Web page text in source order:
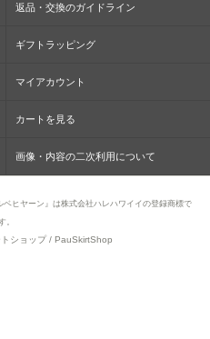
返品・交換のガイドライン
ギフトラッピング
マイアカウント
カートを見る
画像・内容の二次利用について
ヒヤーン』は株式会社ハレハワイイの登録商標で
。
ショップ / PauSkirtShop